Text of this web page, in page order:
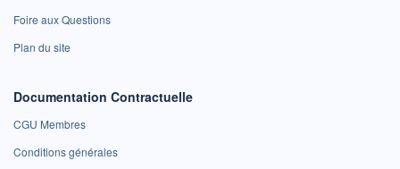
Foire aux Questions
Plan du site
Documentation Contractuelle
CGU Membres
Conditions générales